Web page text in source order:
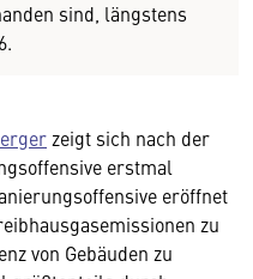
sind, längstens
zeigt sich nach der
erstmal
eröffnet
zu
von Gebäuden zu